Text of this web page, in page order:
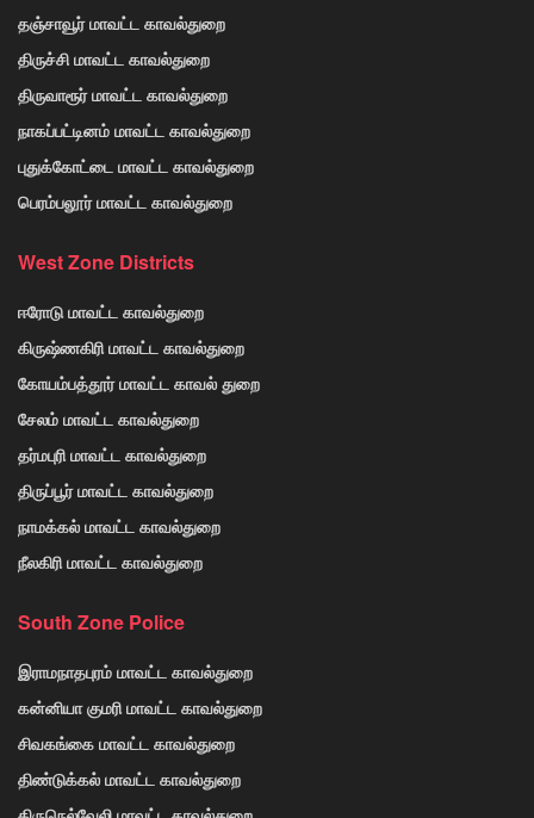
தஞ்சாவூர் மாவட்ட காவல்துறை
திருச்சி மாவட்ட காவல்துறை
திருவாரூர் மாவட்ட காவல்துறை
நாகப்பட்டினம் மாவட்ட காவல்துறை
புதுக்கோட்டை மாவட்ட காவல்துறை
பெரம்பலூர் மாவட்ட காவல்துறை
West Zone Districts
ஈரோடு மாவட்ட காவல்துறை
கிருஷ்ணகிரி மாவட்ட காவல்துறை
கோயம்பத்தூர் மாவட்ட காவல் துறை
சேலம் மாவட்ட காவல்துறை
தர்மபுரி மாவட்ட காவல்துறை
திருப்பூர் மாவட்ட காவல்துறை
நாமக்கல் மாவட்ட காவல்துறை
நீலகிரி மாவட்ட காவல்துறை
South Zone Police
இராமநாதபுரம் மாவட்ட காவல்துறை
கன்னியா குமரி மாவட்ட காவல்துறை
சிவகங்கை மாவட்ட காவல்துறை
திண்டுக்கல் மாவட்ட காவல்துறை